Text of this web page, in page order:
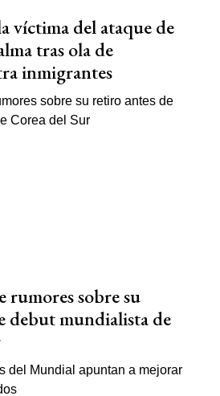
víctima del ataque de
tras ola de
inmigrantes
rumores sobre su
debut mundialista de